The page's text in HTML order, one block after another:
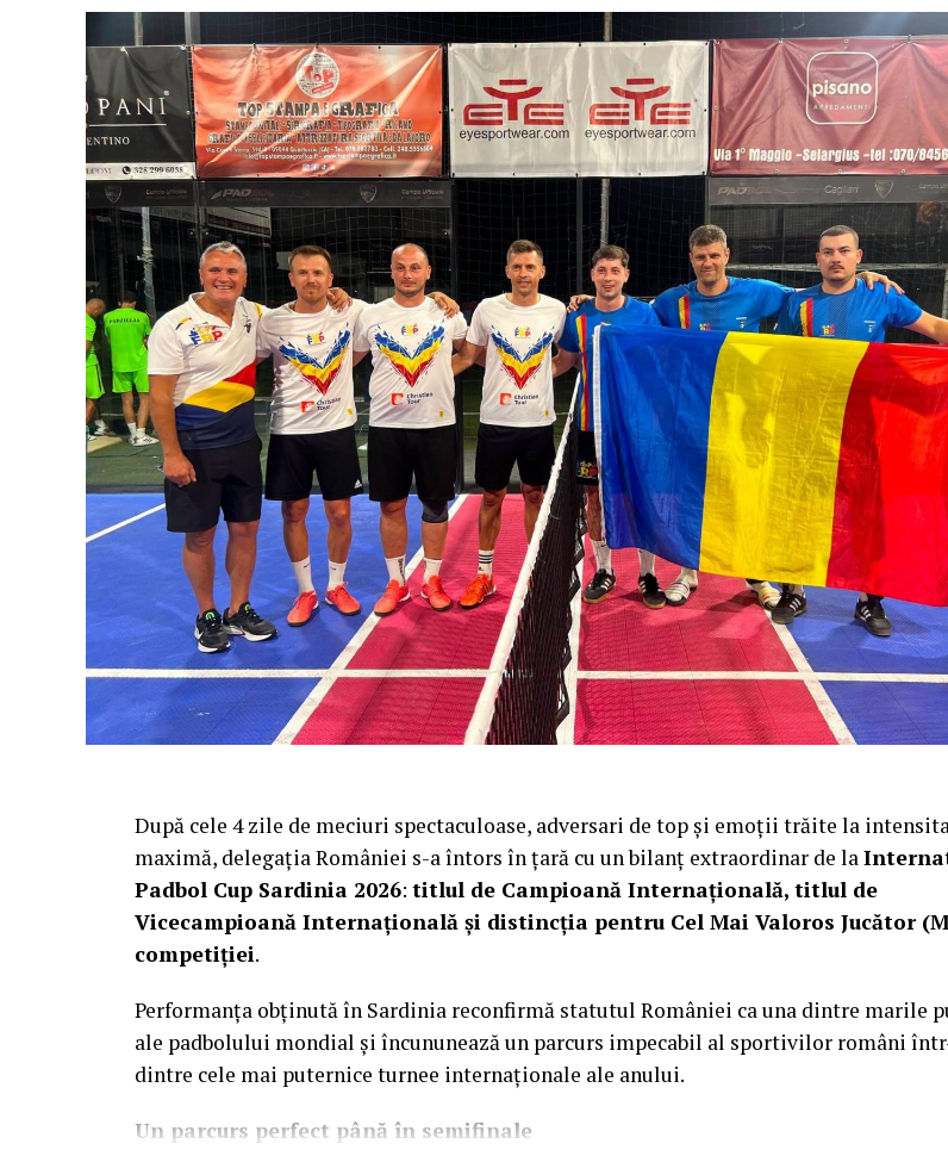
După cele 4 zile de meciuri spectaculoase, adversari de top și emoții trăite la
maximă, delegația României s-a întors în țară cu un bilanț extraordinar de la
Padbol Cup Sardinia 2026: titlul de Campioană Internațională, titlul de
Vicecampioană Internațională și distincția pentru Cel Mai Valoros Jucător
competiției.
Performanța obținută în Sardinia reconfirmă statutul României ca una dintre marile
ale padbolului mondial și încununează un parcurs impecabil al sportivilor români
dintre cele mai puternice turnee internaționale ale anului.
Un parcurs perfect până în semifinale